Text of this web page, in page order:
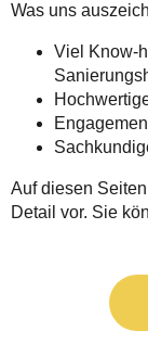
Was uns
Viel Know-
Auf diesen
Detail vor. Sie